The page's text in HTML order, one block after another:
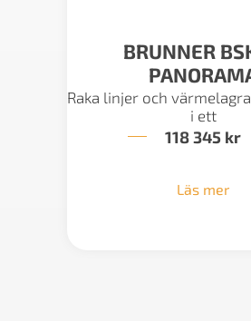
BRUNNER
Raka linjer och
i ett
118 345 kr
Läs mer